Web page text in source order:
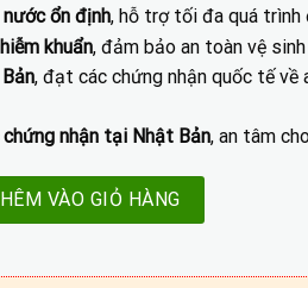
ổn định, hỗ trợ tối đa quá trình
khuẩn, đảm bảo an toàn vệ
, đạt các chứng nhận quốc tế về
nhận tại Nhật Bản, an tâm
Ti-9000 số lượng
VÀO GIỎ HÀNG